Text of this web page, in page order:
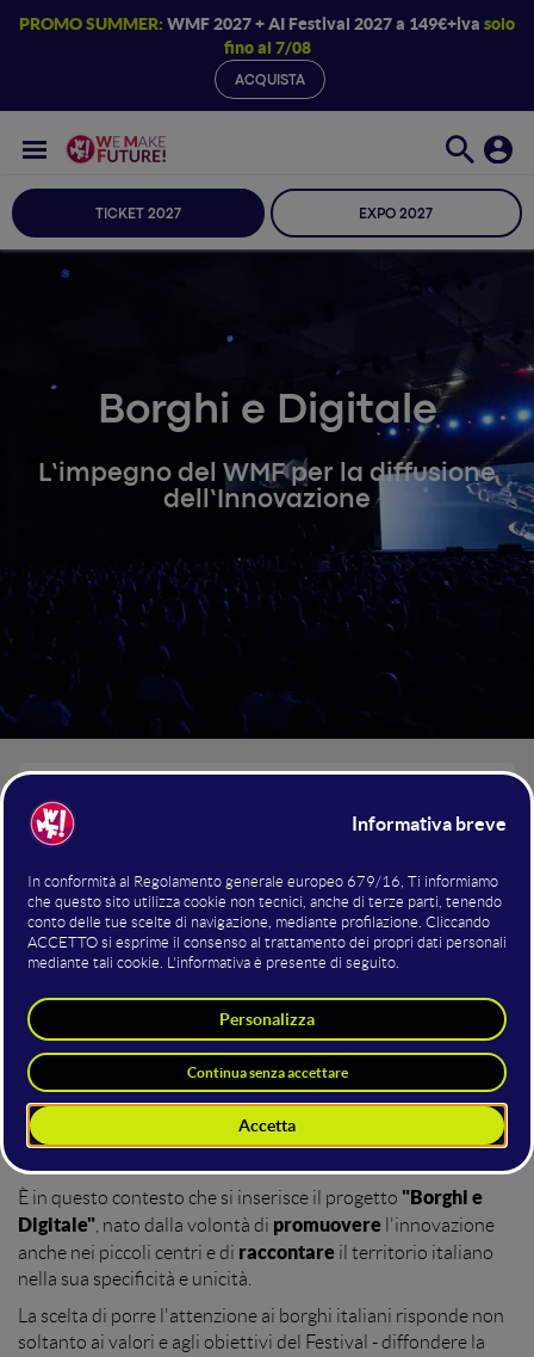
PROMO SUMMER: WMF 2027 + AI Festival 2027 a 149€+iva solo
fino al 7/08
ACQUISTA
TICKET 2027 EXPO 2027
Borghi e Digitale
L’impegno del WMF per la diffusione
dell’Innovazione
Speaker
Da sempre il WMF si pone come unacceleratore del
processo di innovazione e digitalizzazione
oltre ogni barriera fisica, economica e sociale. Il nostro
impegno si è tradotto negli anni in
È in questo contesto che si inserisce il progetto "Borghi e
Digitale" , nato dalla volontà di promuovere l'innovazione
anche nei piccoli centri e di raccontare il territorio italiano
nella sua specificità e unicità.
La scelta di porre l'attenzione ai borghi italiani risponde non
soltanto ai valori e agli obiettivi del Festival - diffondere la